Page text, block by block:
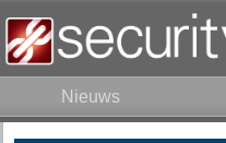
Nieuws